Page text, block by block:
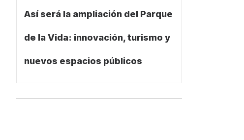
Así será la ampliación del Parque
de la Vida: innovación, turismo y
nuevos espacios públicos